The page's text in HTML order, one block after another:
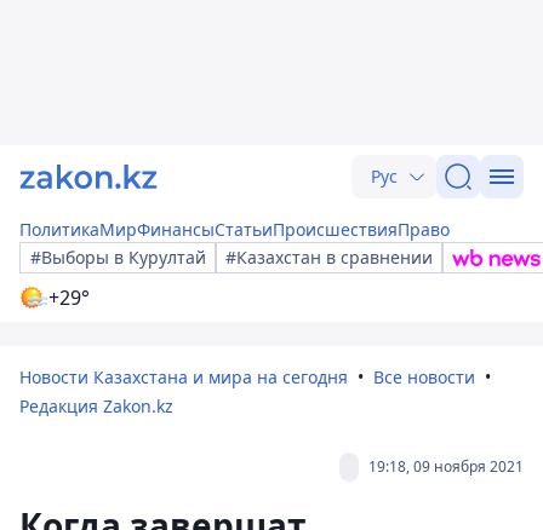
Рус
ПолитикаМирФинансыСтатьиПроисшествияПраво
#Выборы в Курултай
#Казахстан в сравнении
+29°
Новости Казахстана и мира на сегодня
Все новости
Редакция Zakon.kz
19:18, 09 ноября 2021